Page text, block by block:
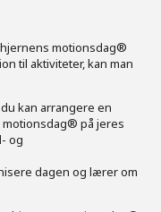
hjernens motionsdag®
til aktiviteter, kan man
kan arrangere en
motionsdag® på jeres
og
dagen og lærer om